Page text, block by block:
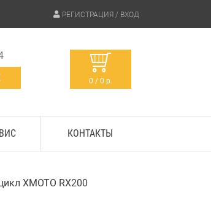
РЕГИСТРАЦИЯ / ВХОД
0 / 0 р.
КОНТАКТЫ
XMOTO RX200